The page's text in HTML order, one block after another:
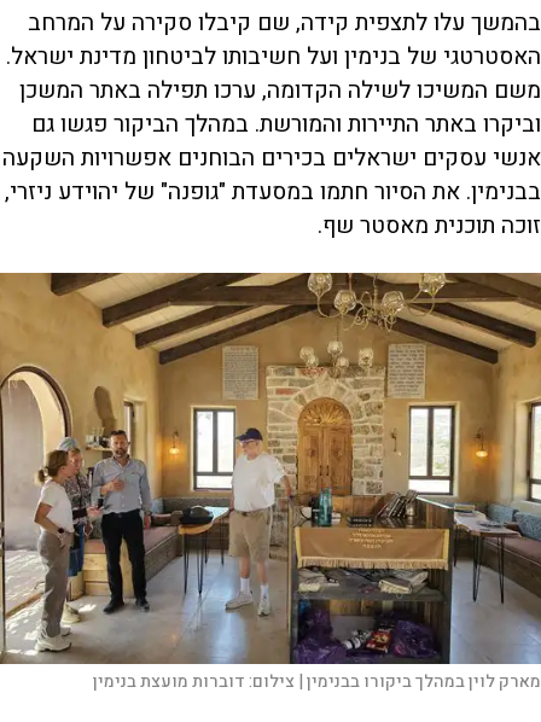
בהמשך עלו לתצפית קידה, שם קיבלו סקירה על המרחב
האסטרטגי של בנימין ועל חשיבותו לביטחון מדינת ישראל.
משם המשיכו לשילה הקדומה, ערכו תפילה באתר המשכן
וביקרו באתר התיירות והמורשת. במהלך הביקור פגשו גם
אנשי עסקים ישראלים בכירים הבוחנים אפשרויות השקעה
בבנימין. את הסיור חתמו במסעדת "גופנה" של יהוידע ניזרי,
זוכה תוכנית מאסטר שף.
מארק לוין במהלך ביקורו בבנימין | צילום:דוברות מועצת בנימין